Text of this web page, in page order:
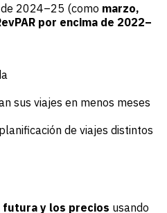
de 2024–25 (como marzo,
por encima de 2022–
sus viajes en menos meses
de viajes distintos
futura y los precios usando